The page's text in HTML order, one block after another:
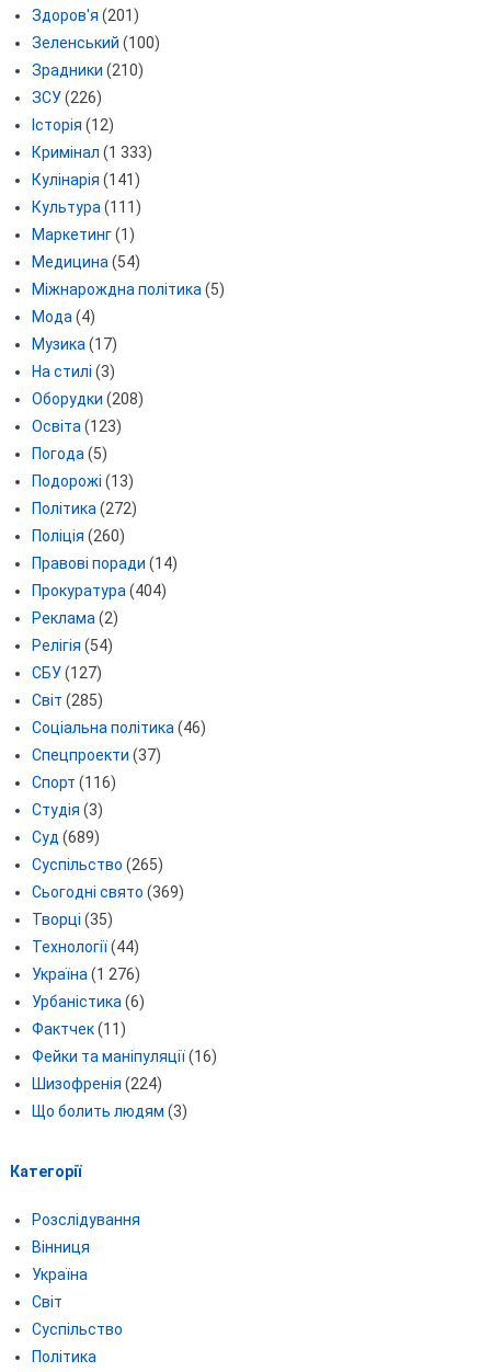
Здоров'я (201)
Зеленський (100)
Зрадники (210)
ЗСУ(226)
Історія (12)
Кримінал (1 333)
Кулінарія (141)
Культура (111)
Маркетинг(1)
Медицина (54)
Міжнарождна політика (5)
Мода (4)
Музика (17)
На стилі (3)
Оборудки (208)
Освіта (123)
Погода (5)
Подорожі (13)
Політика (272)
Поліція (260)
Правові поради (14)
Прокуратура (404)
Реклама (2)
Релігія (54)
СБУ(127)
Світ (285)
Соціальна політика (46)
Спецпроекти (37)
Спорт (116)
Студія (3)
Суд (689)
Суспільство (265)
Сьогодні свято (369)
Творці (35)
Технології(44)
Україна (1 276)
Урбаністика (6)
Фактчек(11)
Фейки та маніпуляції(16)
Шизофренія (224)
Що болить людям (3)
Категорії
Розслідування
Вінниця
Україна
Світ
Суспільство
Політика